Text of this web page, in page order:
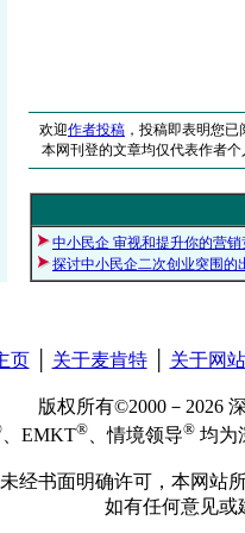
欢迎作者投稿 ，投稿即表明您已
本网刊登的文章均仅代表作者
中小民企 审视和提升你的营销
探讨中小民企二次创业突围的
页│ 关于麦肯特│ 关于网站
版权所有©2000－2026
、EMKT® 、情境领导® 均为
未经书面明确许可，本网站
如有任何意见或